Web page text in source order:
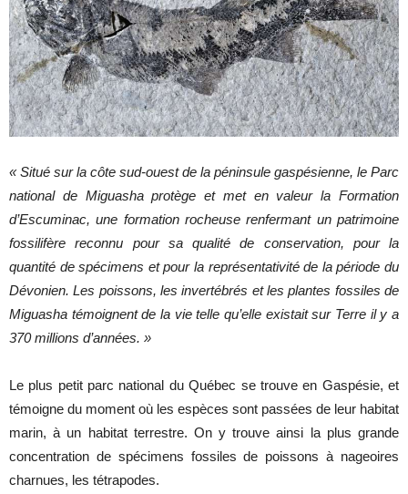
« Situé sur la côte sud-ouest de la péninsule gaspésienne, le Parc
national de Miguasha protège et met en valeur la Formation
d’Escuminac, une formation rocheuse renfermant un patrimoine
fossilifère reconnu pour sa qualité de conservation, pour la
quantité de spécimens et pour la représentativité de la période du
Dévonien. Les poissons, les invertébrés et les plantes fossiles de
Miguasha témoignent de la vie telle qu’elle existait sur Terre il y a
370 millions d’années. »
Le plus petit parc national du Québec se trouve en Gaspésie, et
témoigne du moment où les espèces sont passées de leur habitat
marin, à un habitat terrestre. On y trouve ainsi la plus grande
concentration de spécimens fossiles de poissons à nageoires
charnues, les tétrapodes.